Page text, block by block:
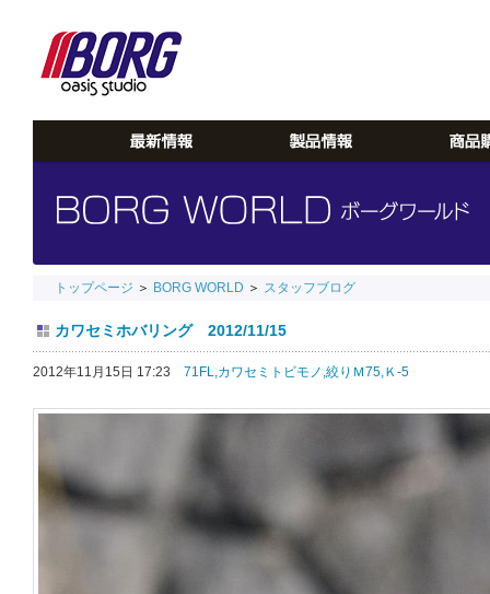
トップページ ＞ BORG WORLD ＞ スタッフブログ
カワセミホバリング 2012/11/15
2012年11月15日 17:23 71FL,カワセミトビモノ,絞りＭ75,Ｋ-5